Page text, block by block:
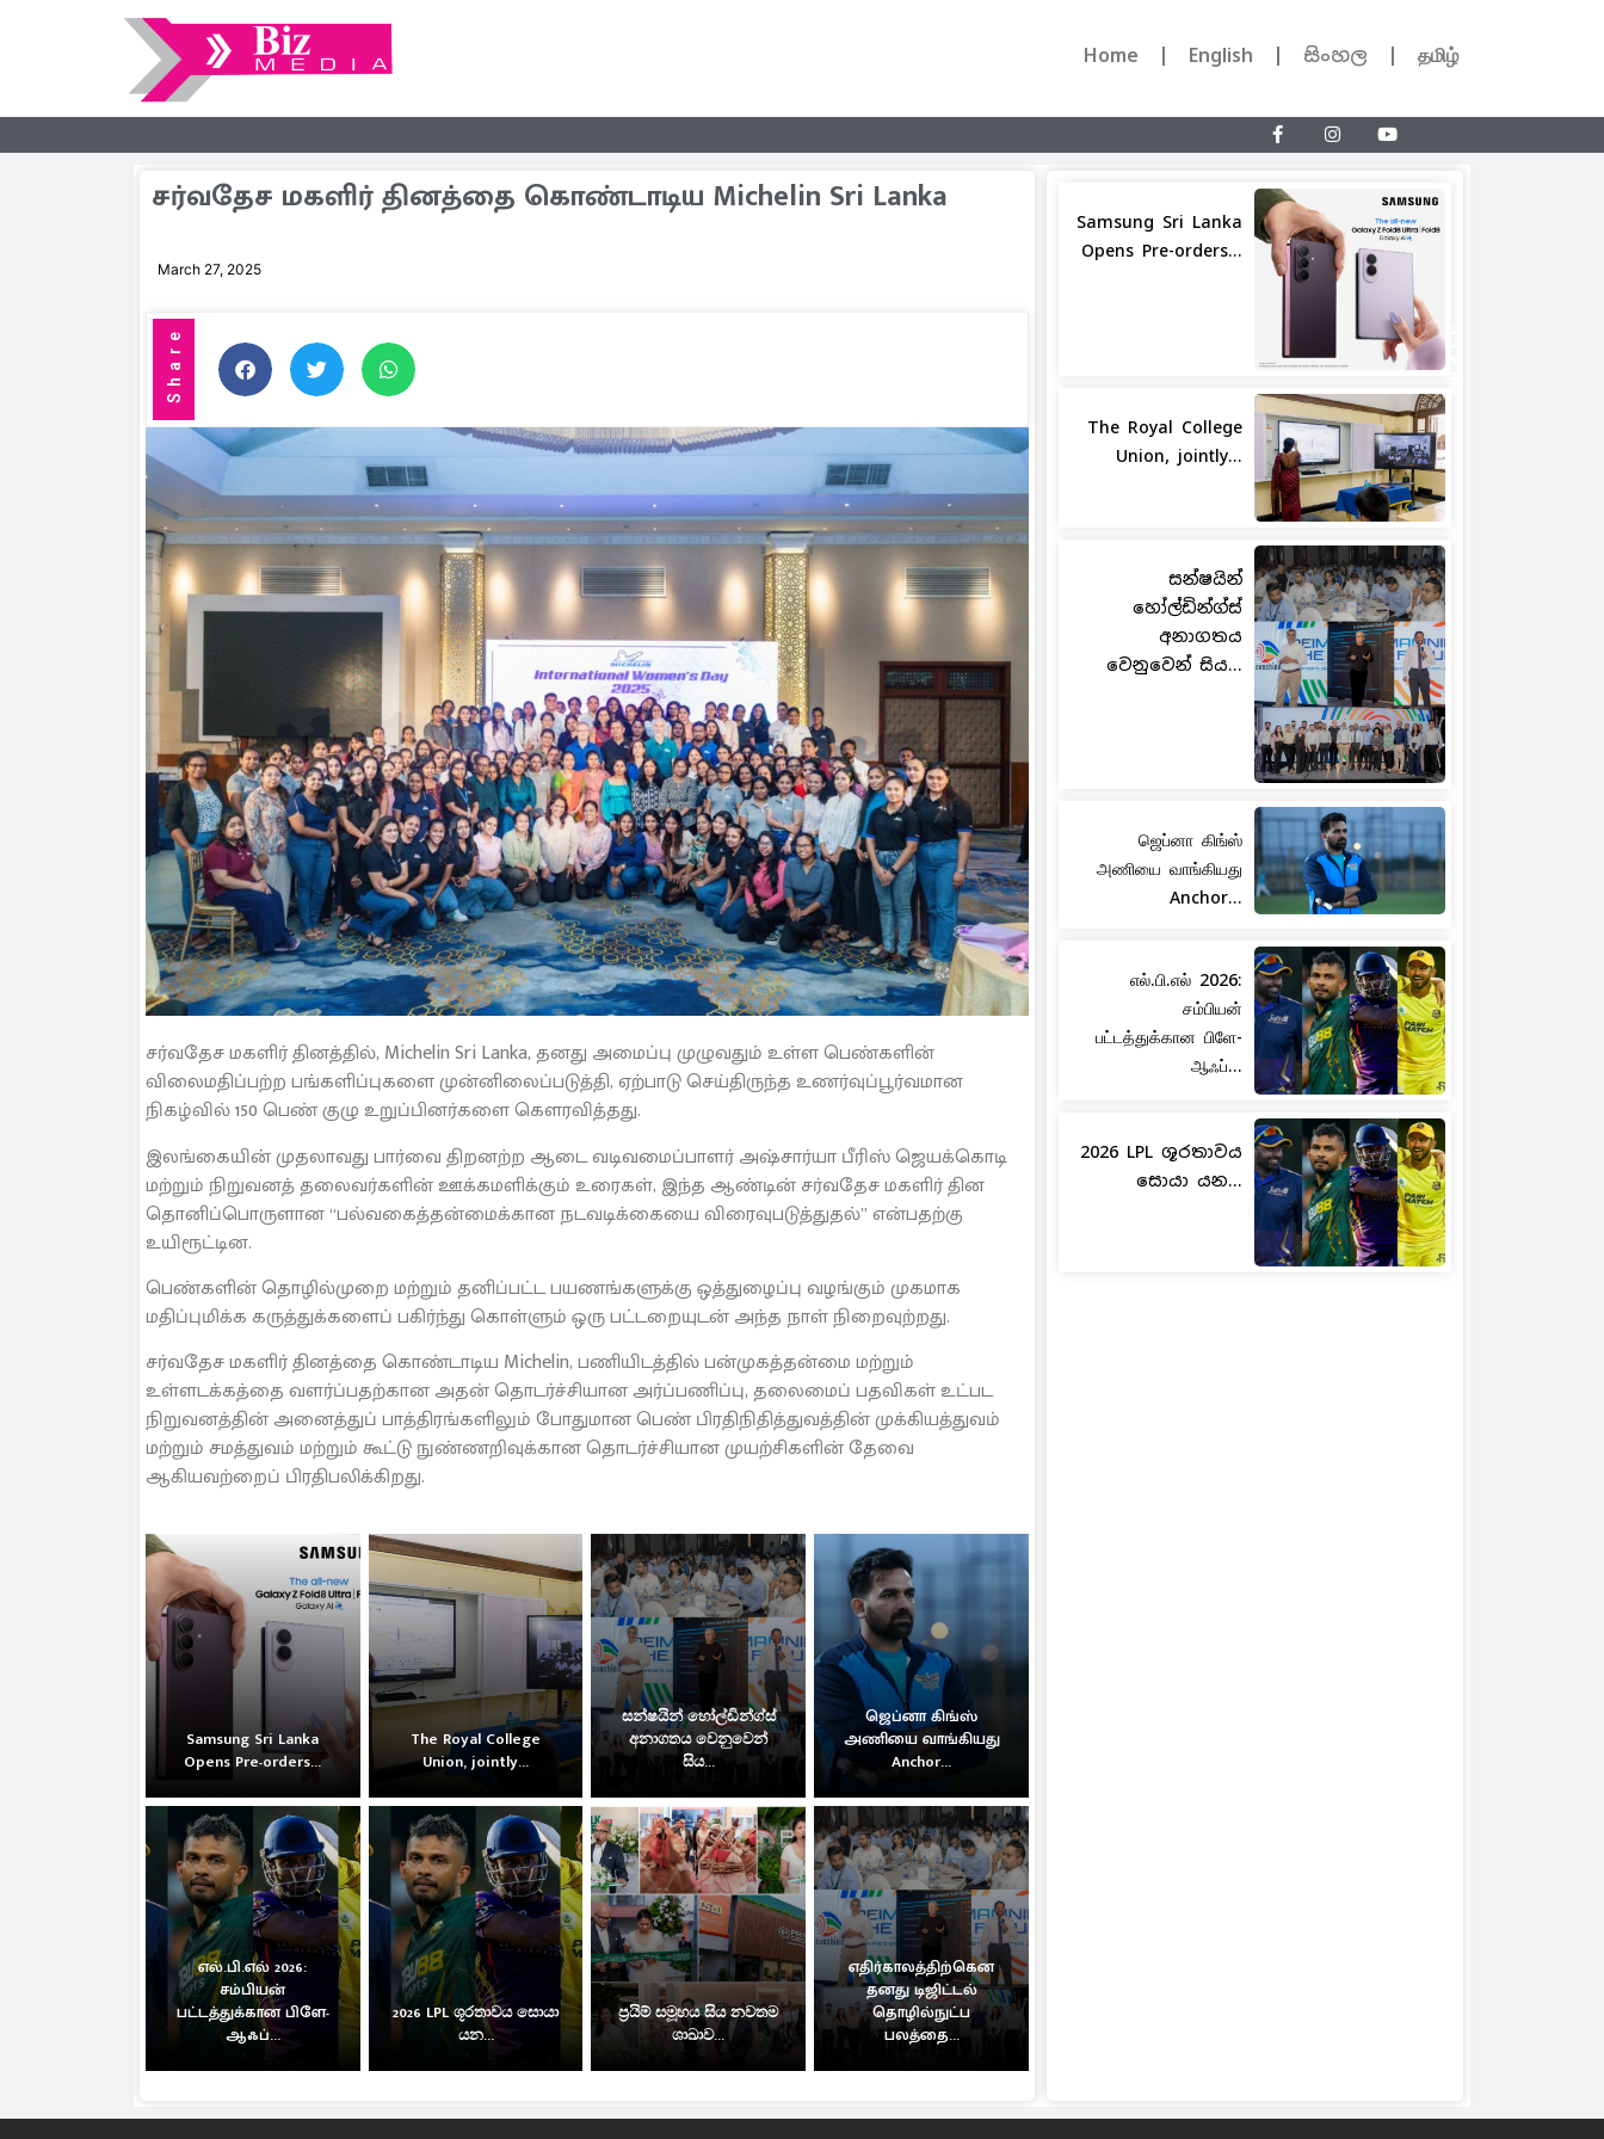
Home English සිංහල தமிழ்
சர்வதேச மகளிர் தினத்தை கொண்டாடிய Michelin Sri Lanka
March 27, 2025
Share Share
சர்வதேச மகளிர் தினத்தில், Michelin Sri Lanka, தனது அமைப்பு முழுவதும் உள்ள பெண்களின்
விலைமதிப்பற்ற பங்களிப்புகளை முன்னிலைப்படுத்தி, ஏற்பாடு செய்திருந்த உணர்வுப்பூர்வமான
நிகழ்வில் 150 பெண் குழு உறுப்பினர்களை கௌரவித்தது.
இலங்கையின் முதலாவது பார்வை திறனற்ற ஆடை வடிவமைப்பாளர் அஷ்சார்யா பீரிஸ் ஜெயக்கொடி
மற்றும் நிறுவனத் தலைவர்களின் ஊக்கமளிக்கும் உரைகள், இந்த ஆண்டின் சர்வதேச மகளிர் தின
தொனிப்பொருளான “பல்வகைத்தன்மைக்கான நடவடிக்கையை விரைவுபடுத்துதல்” என்பதற்கு
உயிரூட்டின.
பெண்களின் தொழில்முறை மற்றும் தனிப்பட்ட பயணங்களுக்கு ஒத்துழைப்பு வழங்கும் முகமாக
மதிப்புமிக்க கருத்துக்களைப் பகிர்ந்து கொள்ளும் ஒரு பட்டறையுடன் அந்த நாள் நிறைவுற்றது.
சர்வதேச மகளிர் தினத்தை கொண்டாடிய Michelin, பணியிடத்தில் பன்முகத்தன்மை மற்றும்
உள்ளடக்கத்தை வளர்ப்பதற்கான அதன் தொடர்ச்சியான அர்ப்பணிப்பு, தலைமைப் பதவிகள் உட்பட
நிறுவனத்தின் அனைத்துப் பாத்திரங்களிலும் போதுமான பெண் பிரதிநிதித்துவத்தின் முக்கியத்துவம்
மற்றும் சமத்துவம் மற்றும் கூட்டு நுண்ணறிவுக்கான தொடர்ச்சியான முயற்சிகளின் தேவை
ஆகியவற்றைப் பிரதிபலிக்கிறது.
Samsung Sri Lanka
Opens Pre-orders...
The Royal College
Union, jointly...
සන්ෂයින් හෝල්ඩින්ග්ස්
අනාගතය වෙනුවෙන්
සිය...
ஜெப்னா கிங்ஸ்
அணியை வாங்கியது
Anchor...
எல்.பி.எல் 2026:
சம்பியன்
பட்டத்துக்கான பிளே-
ஆஃப்...
2026 LPL ශූරතාවය සොයා
යන...
ප්‍රයිම් සමූහය සිය නවතම
ශාඛාව...
எதிர்காலத்திற்கென
தனது டிஜிட்டல்
தொழில்நுட்ப
பலத்தை...
Samsung Sri Lanka
Opens Pre-orders...
The Royal College
Union, jointly...
සන්ෂයින්
හෝල්ඩින්ග්ස්
අනාගතය
වෙනුවෙන් සිය...
ஜெப்னா கிங்ஸ்
அணியை வாங்கியது
Anchor...
எல்.பி.எல் 2026:
சம்பியன்
பட்டத்துக்கான பிளே-
ஆஃப்...
2026 LPL ශූරතාවය
සොයා යන...